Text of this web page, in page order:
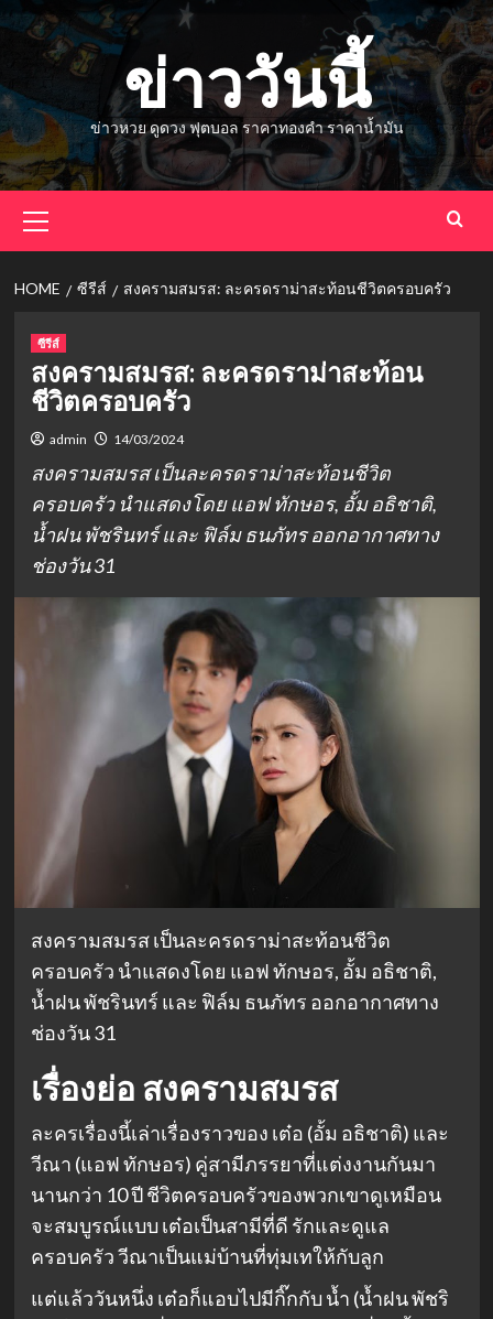
Skip
ข่าววันนี้
ข่าวหวย ดูดวง ฟุตบอล ราคาทองคำ ราคาน้ำมัน
Menu
HOME ซีรีส์ สงครามสมรส: ละครดราม่าสะท้อนชีวิตครอบครัว
ซีรีส์
สงครามสมรส: ละครดราม่าสะท้อน
ชีวิตครอบครัว
admin 14/03/2024
สงครามสมรส เป็นละครดราม่าสะท้อนชีวิต
ครอบครัว นำแสดงโดย แอฟ ทักษอร, อั้ม อธิชาติ,
น้ำฝน พัชรินทร์ และ ฟิล์ม ธนภัทร ออกอากาศทาง
ช่องวัน 31
สงครามสมรส เป็นละครดราม่าสะท้อนชีวิต
ครอบครัว นำแสดงโดย แอฟ ทักษอร, อั้ม อธิชาติ,
น้ำฝน พัชรินทร์ และ ฟิล์ม ธนภัทร ออกอากาศทาง
ช่องวัน 31
เรื่องย่อ สงครามสมรส
ละครเรื่องนี้เล่าเรื่องราวของ เต๋อ (อั้ม อธิชาติ) และ
วีณา (แอฟ ทักษอร) คู่สามีภรรยาที่แต่งงานกันมา
นานกว่า 10 ปี ชีวิตครอบครัวของพวกเขาดูเหมือน
จะสมบูรณ์แบบ เต๋อเป็นสามีที่ดี รักและดูแล
ครอบครัว วีณาเป็นแม่บ้านที่ทุ่มเทให้กับลูก
แต่แล้ววันหนึ่ง เต๋อก็แอบไปมีกิ๊กกับ น้ำ (น้ำฝน พัชริ